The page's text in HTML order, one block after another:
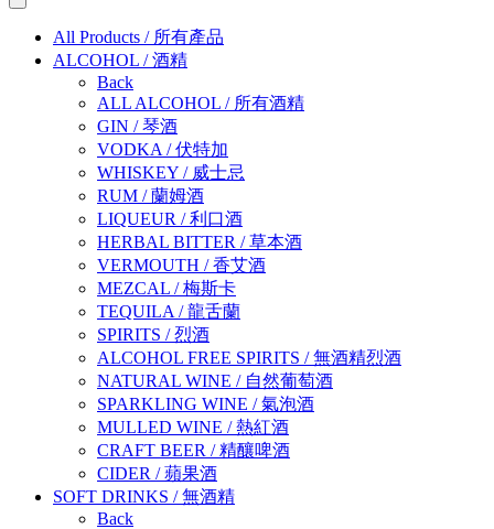
All Products / 所有產品
ALCOHOL /酒精
Back
ALL ALCOHOL / 所有酒精
GIN /琴酒
VODKA /伏特加
WHISKEY / 威士忌
RUM /蘭姆酒
LIQUEUR /利口酒
HERBAL BITTER /草本酒
VERMOUTH /香艾酒
MEZCAL /梅斯卡
TEQUILA /龍舌蘭
SPIRITS /烈酒
ALCOHOL FREE SPIRITS /無酒精烈酒
NATURAL WINE / 自然葡萄酒
SPARKLING WINE /氣泡酒
MULLED WINE /熱紅酒
CRAFT BEER /精釀啤酒
CIDER /蘋果酒
SOFT DRINKS /無酒精
Back